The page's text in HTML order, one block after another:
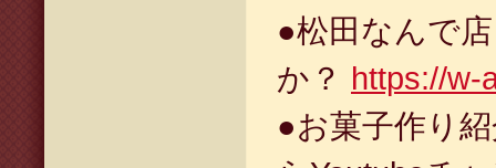
●松田なんで
か？ https://w-
●お菓子作り